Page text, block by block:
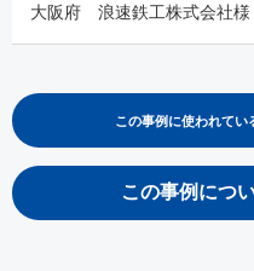
大阪府 浪速鉄工株式会社様
この事例に使われてい
この事例につ